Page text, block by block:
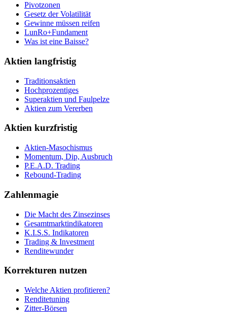
Pivotzonen
Gesetz der Volatilität
Gewinne müssen reifen
LunRo+Fundament
Was ist eine Baisse?
Aktien langfristig
Traditionsaktien
Hochprozentiges
Superaktien und Faulpelze
Aktien zum Vererben
Aktien kurzfristig
Aktien-Masochismus
Momentum, Dip, Ausbruch
P.E.A.D. Trading
Rebound-Trading
Zahlenmagie
Die Macht des Zinsezinses
Gesamtmarktindikatoren
K.I.S.S. Indikatoren
Trading & Investment
Renditewunder
Korrekturen nutzen
Welche Aktien profitieren?
Renditetuning
Zitter-Börsen